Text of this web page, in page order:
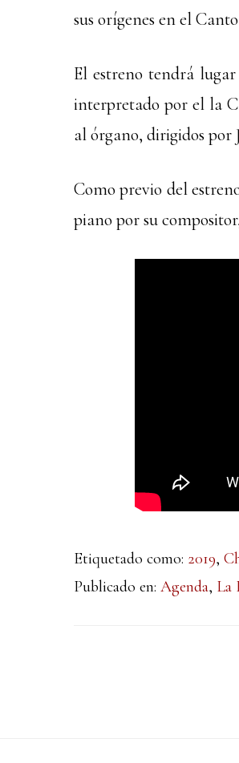
sus orígenes en el
El estreno tendrá
interpretado por el la
al órgano, dirigidos por
Como previo del
piano por su
Etiquetado como: 2019,
Publicado en: Agenda, La